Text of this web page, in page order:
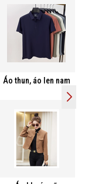
Áo thun, áo len nam